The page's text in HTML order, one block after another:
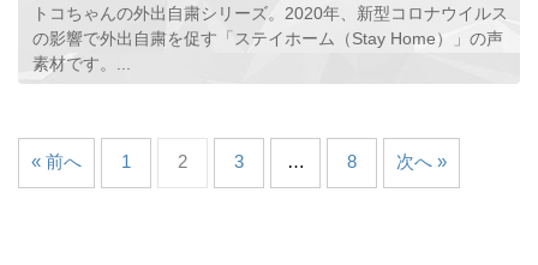
トコちゃんの外出自粛シリーズ。2020年、新型コロナウイルス
の影響で外出自粛を促す「ステイホーム（Stay Home）」の声
素材です。...
« 前へ 1 2 3 … 8 次へ »